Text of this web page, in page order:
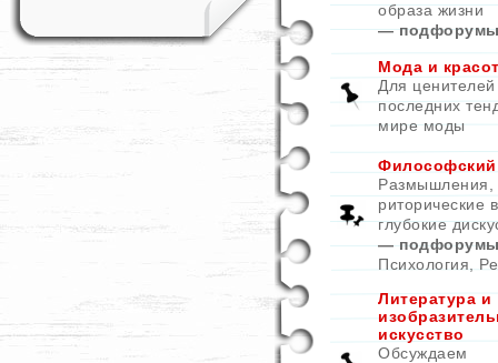
образа жизни
—
Мода и
Для ценителей
последних
мире моды
Философский
Размышления,
риторические
глубокие
—
Психология
Литература и
искусство
Обсуждаем